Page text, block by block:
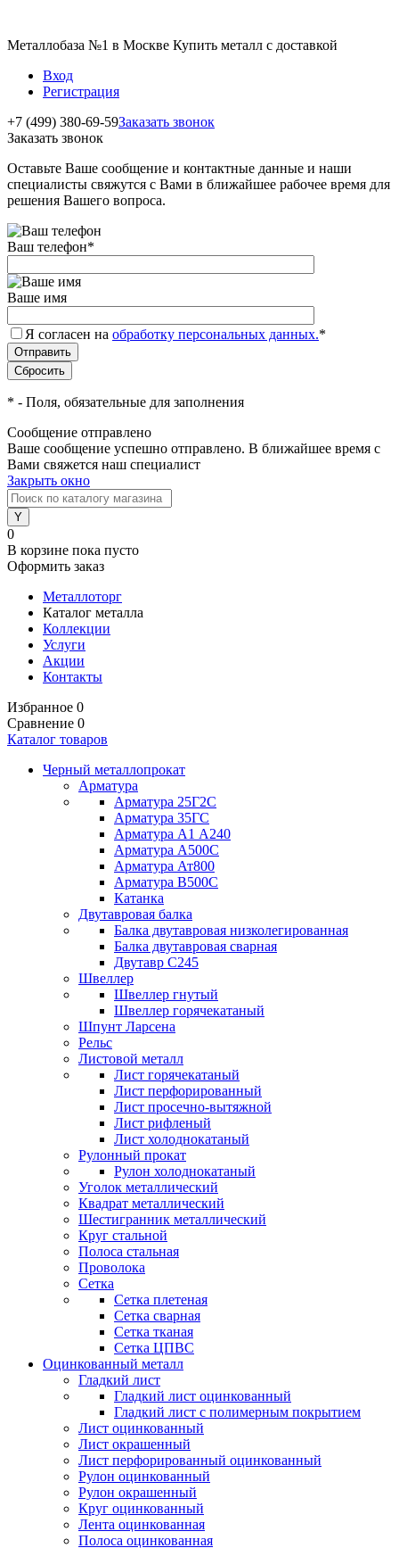
Металлобаза №1 в Москве Купить металл с доставкой
Вход
Регистрация
+7 (499) 380-69-59Заказать звонок
Заказать звонок
Оставьте Ваше сообщение и контактные данные и наши
специалисты свяжутся с Вами в ближайшее рабочее время для
решения Вашего вопроса.
Ваш телефон*
Ваше имя
Я согласен на обработку персональных данных.*
* - Поля, обязательные для заполнения
Сообщение отправлено
Ваше сообщение успешно отправлено. В ближайшее время с
Вами свяжется наш специалист
Закрыть окно
0
В корзине пока пусто
Оформить заказ
Металлоторг
Каталог металла
Коллекции
Услуги
Акции
Контакты
Избранное 0
Сравнение 0
Каталог товаров
Черный металлопрокат
Арматура
Арматура 25Г2С
Арматура 35ГС
Арматура А1 А240
Арматура А500С
Арматура Ат800
Арматура В500С
Катанка
Двутавровая балка
Балка двутавровая низколегированная
Балка двутавровая сварная
Двутавр С245
Швеллер
Швеллер гнутый
Швеллер горячекатаный
Шпунт Ларсена
Рельс
Листовой металл
Лист горячекатаный
Лист перфорированный
Лист просечно-вытяжной
Лист рифленый
Лист холоднокатаный
Рулонный прокат
Рулон холоднокатаный
Уголок металлический
Квадрат металлический
Шестигранник металлический
Круг стальной
Полоса стальная
Проволока
Сетка
Сетка плетеная
Сетка сварная
Сетка тканая
Сетка ЦПВС
Оцинкованный металл
Гладкий лист
Гладкий лист оцинкованный
Гладкий лист с полимерным покрытием
Лист оцинкованный
Лист окрашенный
Лист перфорированный оцинкованный
Рулон оцинкованный
Рулон окрашенный
Круг оцинкованный
Лента оцинкованная
Полоса оцинкованная